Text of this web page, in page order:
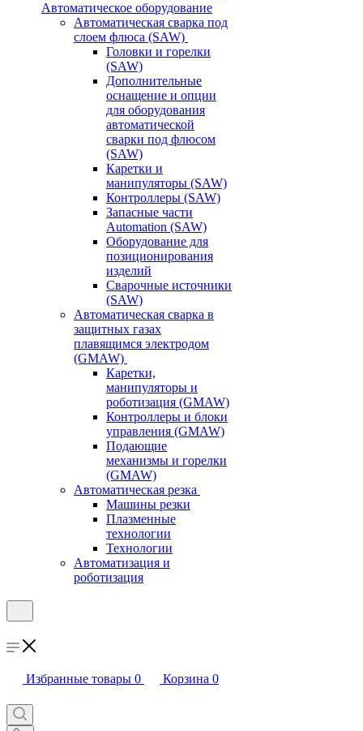
Автоматическое оборудование
Автоматическая сварка под
слоем флюса (SAW)
Головки и горелки
(SAW)
Дополнительные
оснащение и опции
для оборудования
автоматической
сварки под флюсом
(SAW)
Каретки и
манипуляторы (SAW)
Контроллеры (SAW)
Запасные части
Automation (SAW)
Оборудование для
позиционирования
изделий
Сварочные источники
(SAW)
Автоматическая сварка в
защитных газах
плавящимся электродом
(GMAW)
Каретки,
манипуляторы и
роботизация (GMAW)
Контроллеры и блоки
управления (GMAW)
Подающие
механизмы и горелки
(GMAW)
Автоматическая резка
Машины резки
Плазменные
технологии
Технологии
Автоматизация и
роботизация
Избранные товары 0 Корзина 0